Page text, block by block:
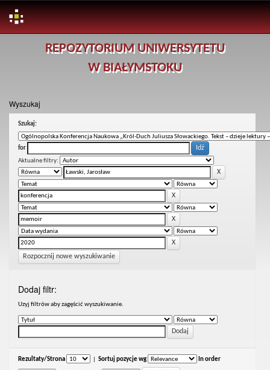
REPOZYTORIUM UNIWERSYTETU
W BIAŁYMSTOKU
Wyszukaj
Szukaj:
for
Aktualne filtry:
Rozpocznij nowe wyszukiwanie
Dodaj filtr:
Uzyj filtrów aby zagęścić wyszukiwanie.
Rezultaty/Strona Sortuj pozycje wg In order